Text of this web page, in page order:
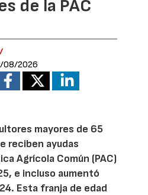
de la PAC
08/2026
mayores de 65
reciben ayudas
Agrícola Común (PAC)
e incluso aumentó
Esta franja de edad